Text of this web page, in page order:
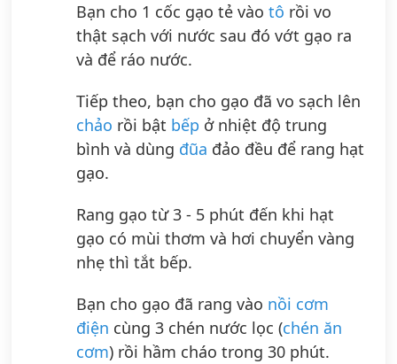
Bạn cho 1 cốc gạo tẻ vào tô rồi vo
thật sạch với nước sau đó vớt gạo ra
và để ráo nước.
Tiếp theo, bạn cho gạo đã vo sạch lên
chảo rồi bật bếp ở nhiệt độ trung
bình và dùng đũa đảo đều để rang hạt
gạo.
Rang gạo từ 3 - 5 phút đến khi hạt
gạo có mùi thơm và hơi chuyển vàng
nhẹ thì tắt bếp.
Bạn cho gạo đã rang vào nồi cơm
điện cùng 3 chén nước lọc (chén ăn
cơm) rồi hầm cháo trong 30 phút.